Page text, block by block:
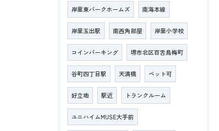
岸里東パークホームズ 南海本線
岸里玉出駅 南西角部屋 岸里小学校
コインパーキング 堺市北区百舌鳥梅町
谷町四丁目駅 天満橋 ペット可
好立地 駅近 トランクルーム
ユニハイムMUSE大手前